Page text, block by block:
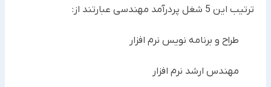
ترتیب این 5 شغل پردرآمد مهندسی عبارتند از:
طراح و برنامه نویس نرم افزار
مهندس ارشد نرم افزار